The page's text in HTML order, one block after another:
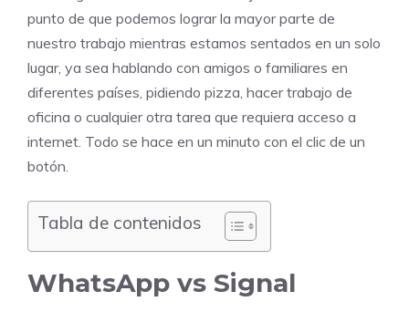
punto de que podemos lograr la mayor parte de
nuestro trabajo mientras estamos sentados en un solo
lugar, ya sea hablando con amigos o familiares en
diferentes países, pidiendo pizza, hacer trabajo de
oficina o cualquier otra tarea que requiera acceso a
internet. Todo se hace en un minuto con el clic de un
botón.
Tabla de contenidos
WhatsApp vs Signal